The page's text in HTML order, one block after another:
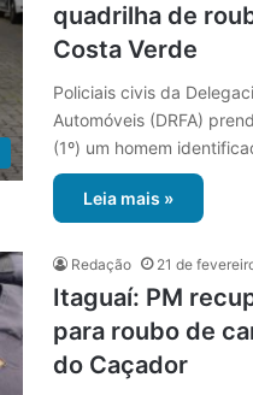
quadrilha de
Costa Verde
Policiais civis da
Automóveis (DRFA)
(1º) um homem
Leia mais »
Redação 21 de
Itaguaí: PM
para roubo de
do Caçador